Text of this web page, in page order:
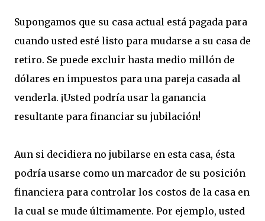
Supongamos que su casa actual está pagada para
cuando usted esté listo para mudarse a su casa de
retiro. Se puede excluir hasta medio millón de
dólares en impuestos para una pareja casada al
venderla. ¡Usted podría usar la ganancia
resultante para financiar su jubilación!
Aun si decidiera no jubilarse en esta casa, ésta
podría usarse como un marcador de su posición
financiera para controlar los costos de la casa en
la cual se mude últimamente. Por ejemplo, usted